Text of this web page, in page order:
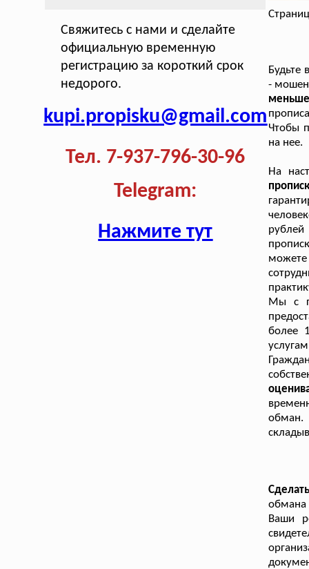
Свяжитесь с нами и сделайте
официальную временную
регистрацию за короткий срок
недорого.
kupi.propisku@gmail.com
Тел. 7-937-796-30-96
Telegram:
Нажмите тут
Будьте
-
Чтобы
на нее.
На
можете
Мы с
более
обмана
Ваши